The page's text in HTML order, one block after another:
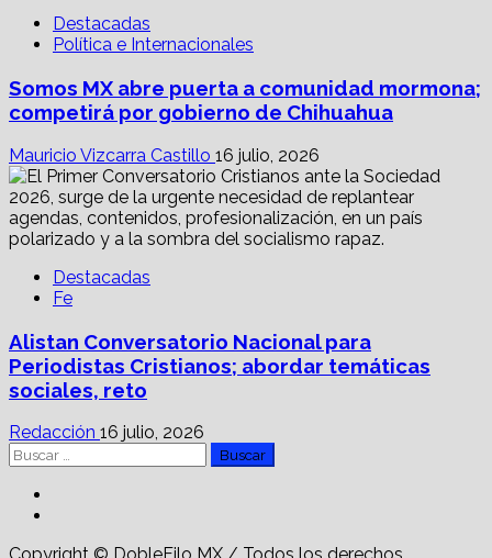
Destacadas
Política e Internacionales
Somos MX abre puerta a comunidad mormona;
competirá por gobierno de Chihuahua
Mauricio Vizcarra Castillo 16 julio, 2026
Destacadas
Fe
Alistan Conversatorio Nacional para
Periodistas Cristianos; abordar temáticas
sociales, reto
Redacción 16 julio, 2026
Buscar: